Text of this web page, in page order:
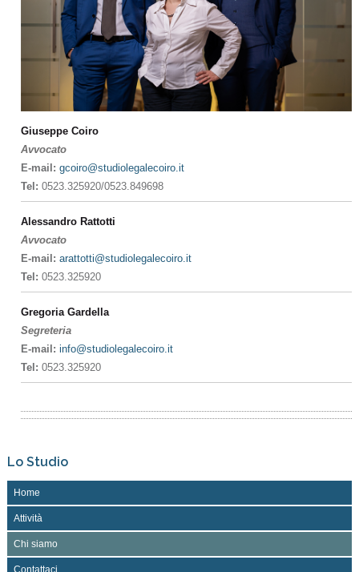
Giuseppe Coiro
Avvocato
E-mail: gcoiro@studiolegalecoiro.it
Tel: 0523.325920/0523.849698
Alessandro Rattotti
Avvocato
E-mail: arattotti@studiolegalecoiro.it
Tel: 0523.325920
Gregoria Gardella
Segreteria
E-mail: info@studiolegalecoiro.it
Tel: 0523.325920
Lo Studio
Home
Attività
Chi siamo
Contattaci